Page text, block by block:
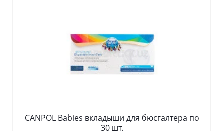
CANPOL Babies вкладыши для бюсгалтера по
30 шт.